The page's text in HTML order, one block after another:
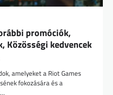
promóciók,
Közösségi kedvencek
amelyeket a Riot Games
fokozására és a